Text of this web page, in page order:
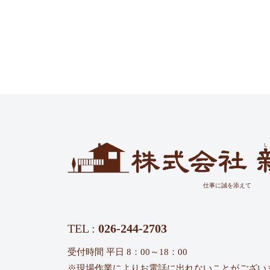
仕事に誠を添えて
TEL : 026-244-2703
受付時間 平日 8：00～18：00